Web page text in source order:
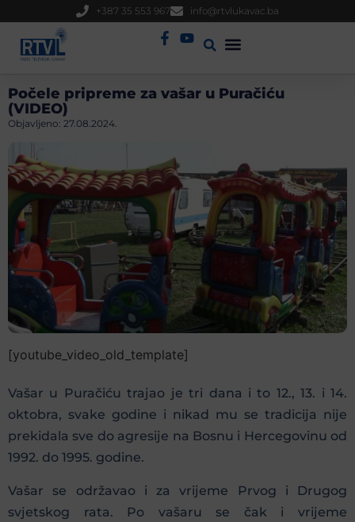
+387 35 553 967 info@rtvlukavac.ba
Počele pripreme za vašar u Puračiću
(VIDEO)
Objavljeno: 27.08.2024.
[youtube_video_old_template]
Vašar u Puračiću trajao je tri dana i to 12., 13. i 14.
oktobra, svake godine i nikad mu se tradicija nije
prekidala sve do agresije na Bosnu i Hercegovinu od
1992. do 1995. godine.
Vašar se održavao i za vrijeme Prvog i Drugog
svjetskog rata. Po vašaru se čak i vrijeme